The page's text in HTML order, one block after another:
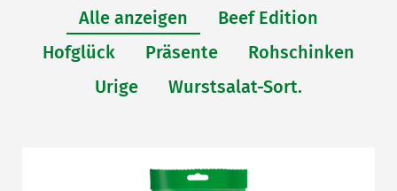
Alle anzeigen
Beef Edition
Hofglück
Präsente
Rohschinken
Urige
Wurstsalat-Sort.